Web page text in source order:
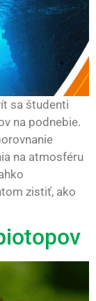
sa študenti
na podnebie.
na atmosféru
zistiť, ako